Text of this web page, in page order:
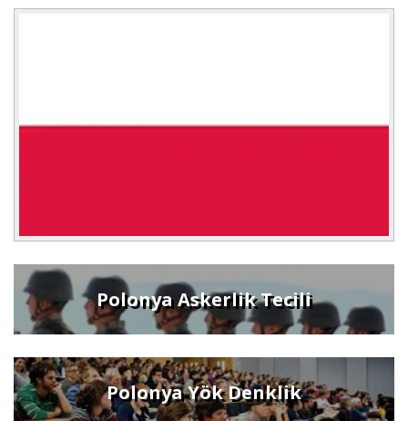
Polonya Askerlik Tecili
Polonya Yök Denklik